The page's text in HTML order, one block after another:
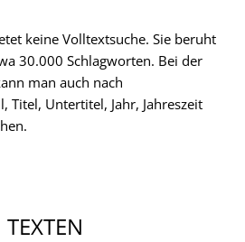
keine Volltextsuche. Sie beruht
30.000 Schlagworten. Bei der
man auch nach
Titel, Untertitel, Jahr, Jahreszeit